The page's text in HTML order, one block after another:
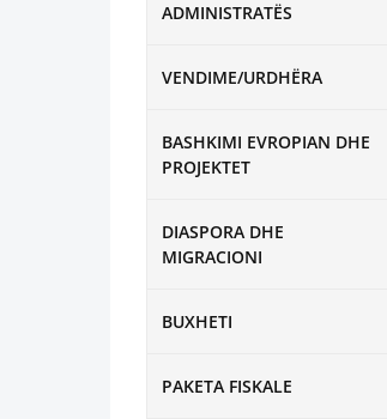
ADMINISTRATËS
VENDIME/URDHËRA
BASHKIMI EVROPIAN DHE
PROJEKTET
DIASPORA DHE
MIGRACIONI
BUXHETI
PAKETA FISKALE